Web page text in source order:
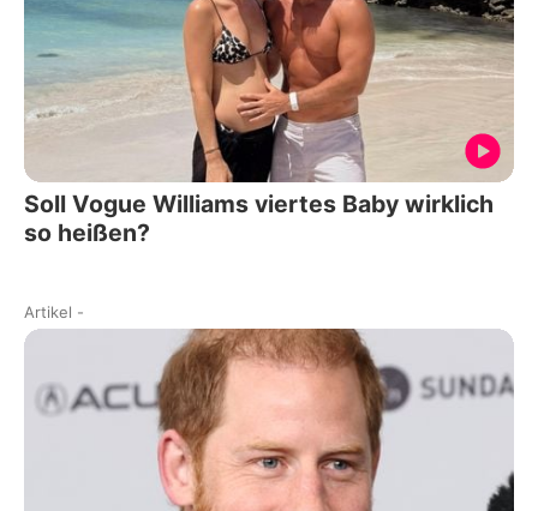
Soll Vogue Williams viertes Baby wirklich
so heißen?
Artikel -